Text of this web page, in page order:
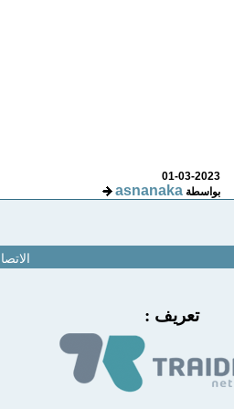
01-03-2023
بواسطة asnanaka
تعريف :